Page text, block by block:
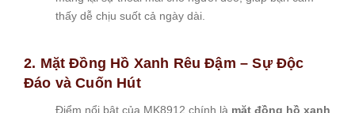
thấy dễ chịu suốt cả ngày dài.
2. Mặt Đồng Hồ Xanh Rêu Đậm – Sự Độc
Đáo và Cuốn Hút
Điểm nổi bật của MK8912 chính là mặt đồng hồ xanh